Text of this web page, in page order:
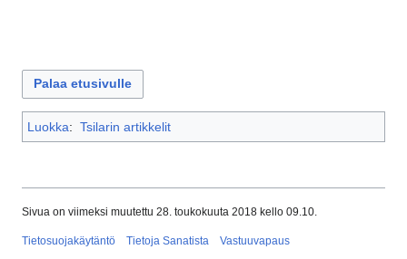
Palaa etusivulle
Luokka: Tsilarin artikkelit
Sivua on viimeksi muutettu 28. toukokuuta 2018 kello 09.10.
Tietosuojakäytäntö Tietoja Sanatista Vastuuvapaus